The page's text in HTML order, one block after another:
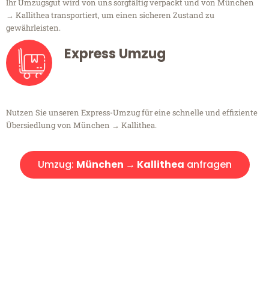
Ihr Umzugsgut wird von uns sorgfältig verpackt und von München
→ Kallithea transportiert, um einen sicheren Zustand zu
gewährleisten.
Express Umzug
Nutzen Sie unseren Express-Umzug für eine schnelle und effiziente
Übersiedlung von München → Kallithea.
Umzug: München → Kallithea anfragen